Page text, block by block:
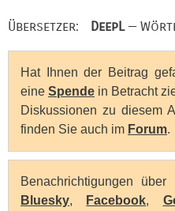
Übersetzer: DeepL—
Hat Ihnen der Beitrag
eine Spende in Betracht
Diskussionen zu diesem
finden Sie auch im Forum.
Benachrichtigungen
Bluesky, Facebook,